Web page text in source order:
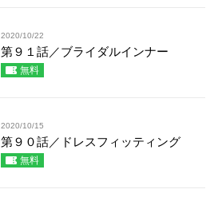
2020/10/22
第９１話／ブライダルインナー
無料
2020/10/15
第９０話／ドレスフィッティング
無料